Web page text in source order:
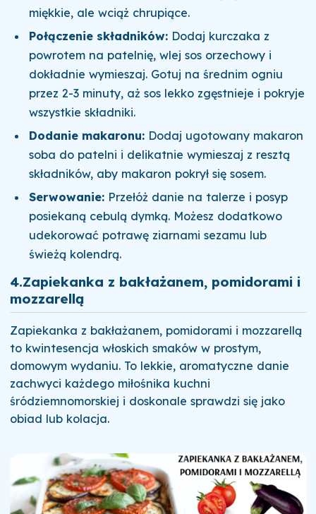
miękkie, ale wciąż chrupiące.
Połączenie składników: Dodaj kurczaka z
powrotem na patelnię, wlej sos orzechowy i
dokładnie wymieszaj. Gotuj na średnim ogniu
przez 2-3 minuty, aż sos lekko zgęstnieje i pokryje
wszystkie składniki.
Dodanie makaronu: Dodaj ugotowany makaron
soba do patelni i delikatnie wymieszaj z resztą
składników, aby makaron pokrył się sosem.
Serwowanie: Przełóż danie na talerze i posyp
posiekaną cebulą dymką. Możesz dodatkowo
udekorować potrawę ziarnami sezamu lub
świeżą kolendrą.
4.Zapiekanka z bakłażanem, pomidorami i
mozzarellą
Zapiekanka z bakłażanem, pomidorami i mozzarellą
to kwintesencja włoskich smaków w prostym,
domowym wydaniu. To lekkie, aromatyczne danie
zachwyci każdego miłośnika kuchni
śródziemnomorskiej i doskonale sprawdzi się jako
obiad lub kolacja.